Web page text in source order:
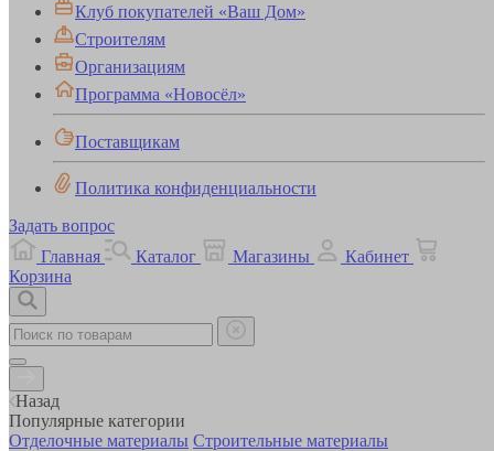
Клуб покупателей «Ваш Дом»
Строителям
Организациям
Программа «Новосёл»
Поставщикам
Политика конфиденциальности
Задать вопрос
Главная
Каталог Магазины
Кабинет
Корзина
Назад
Популярные категории
Отделочные материалы Строительные материалы